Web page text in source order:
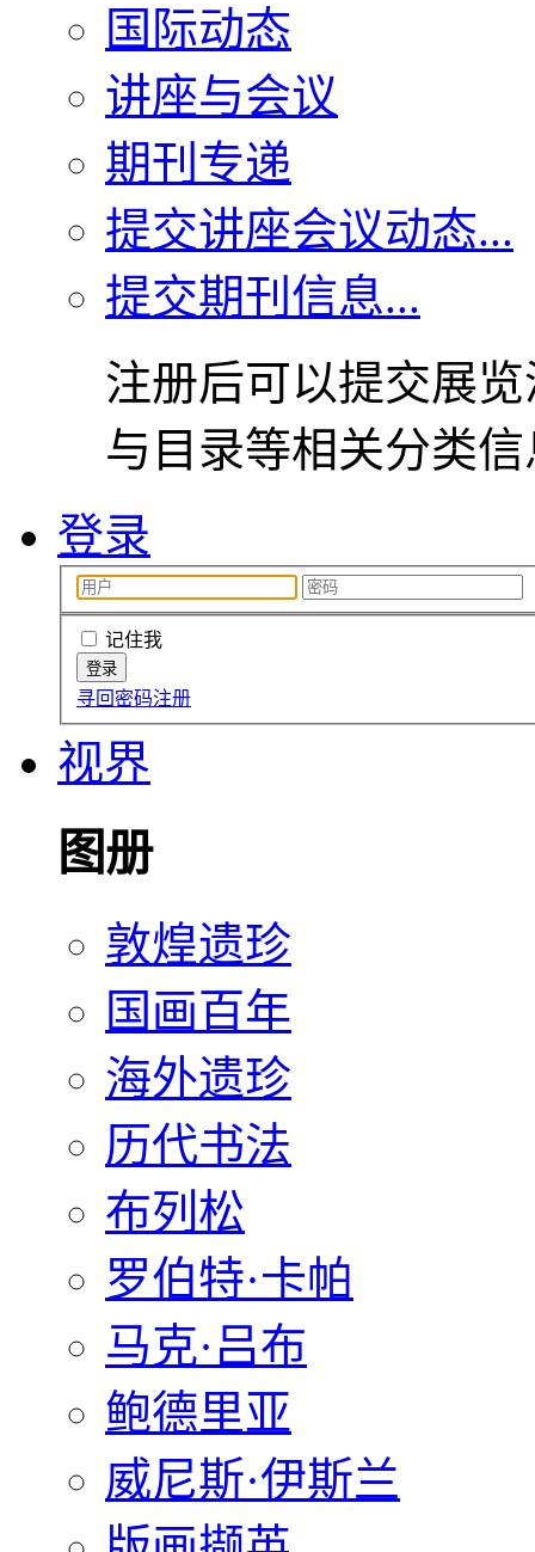
国际动态
讲座与会议
期刊专递
提交讲座会议动态...
提交期刊信息...
注册后可以提交展
与目录等相关分类
登录
记住我
寻回密码注册
视界
图册
敦煌遗珍
国画百年
海外遗珍
历代书法
布列松
罗伯特·卡帕
马克·吕布
鲍德里亚
威尼斯·伊斯兰